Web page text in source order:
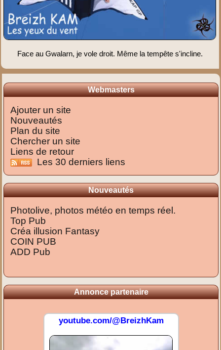
Face au Gwalarn, je vole droit. Même la tempête s'incline.
Webmasters
Ajouter un site
Nouveautés
Plan du site
Chercher un site
Liens de retour
Les 30 derniers liens
Nouveautés
Photolive, photos météo en temps réel.
Top Pub
Créa illusion Fantasy
COIN PUB
ADD Pub
Annonce partenaire
youtube.com/@BreizhKam